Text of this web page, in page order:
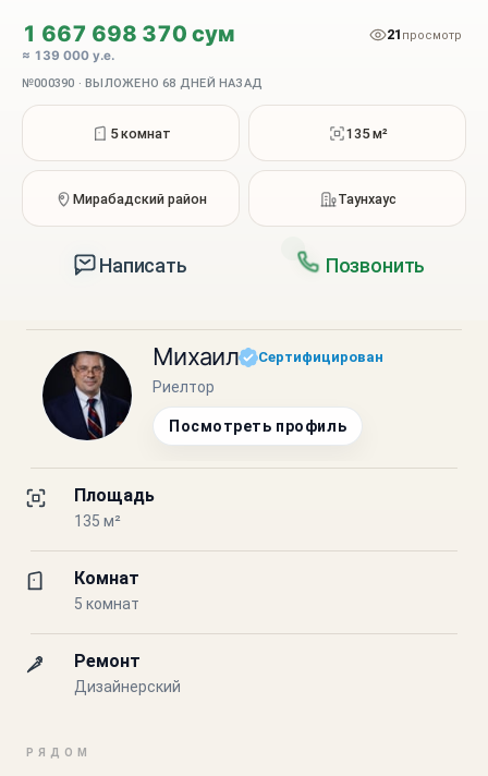
1 667 698 370 сум
≈ 139 000 у.е.
21 просмотр
№000390 · ВЫЛОЖЕНО 68 ДНЕЙ НАЗАД
5 комнат 135 м²
Мирабадский район Таунхаус
Написать Позвонить
Михаил Сертифицирован
Риелтор
Посмотреть профиль
Площадь
135 м²
Комнат
5 комнат
Ремонт
Дизайнерский
РЯДОМ